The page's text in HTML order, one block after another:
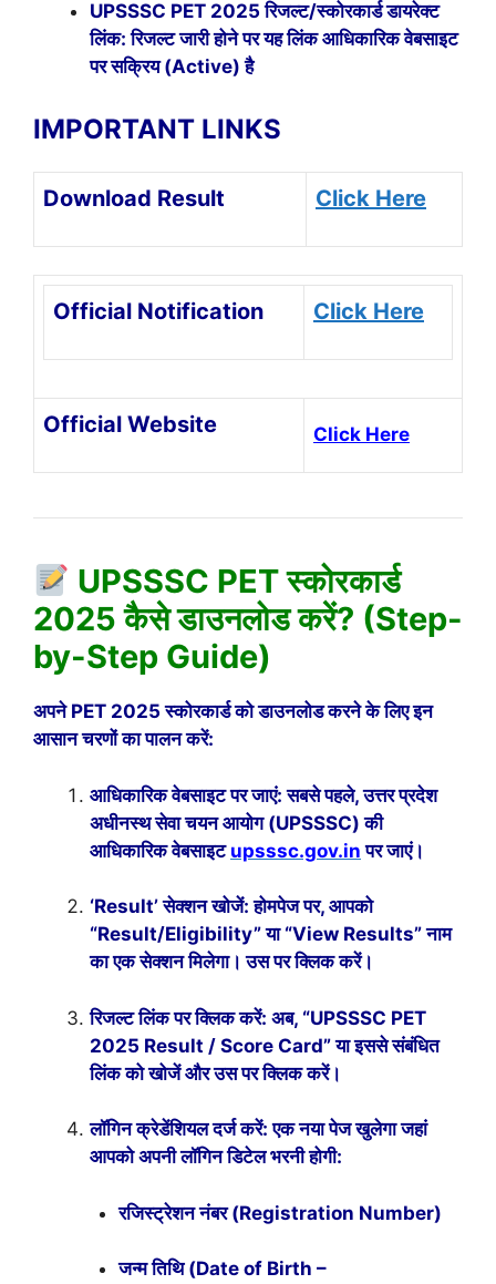
UPSSSC PET 2025 रिजल्ट/स्कोरकार्ड डायरेक्ट
लिंक: रिजल्ट जारी होने पर यह लिंक आधिकारिक वेबसाइट
पर सक्रिय (Active) है
IMPORTANT LINKS
Download Result Click Here
Official Notification Click Here
Official Website Click Here
UPSSSC PET स्कोरकार्ड
2025 कैसे डाउनलोड करें? (Step-
by-Step Guide)
अपने PET 2025 स्कोरकार्ड को डाउनलोड करने के लिए इन
आसान चरणों का पालन करें:
आधिकारिक वेबसाइट पर जाएं: सबसे पहले, उत्तर प्रदेश
अधीनस्थ सेवा चयन आयोग (UPSSSC) की
आधिकारिक वेबसाइट upsssc.gov.in पर जाएं।
‘Result’ सेक्शन खोजें: होमपेज पर, आपको
“Result/Eligibility” या “View Results” नाम
का एक सेक्शन मिलेगा। उस पर क्लिक करें।
रिजल्ट लिंक पर क्लिक करें: अब, “UPSSSC PET
2025 Result / Score Card” या इससे संबंधित
लिंक को खोजें और उस पर क्लिक करें।
लॉगिन क्रेडेंशियल दर्ज करें: एक नया पेज खुलेगा जहां
आपको अपनी लॉगिन डिटेल भरनी होगी:
रजिस्ट्रेशन नंबर (Registration Number)
जन्म तिथि (Date of Birth –